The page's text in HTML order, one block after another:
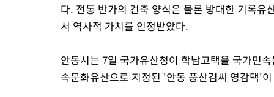
남자 농구, 나고야 아시안게임서 '홈팀' 일본과 한일전
여수 오동도 해상서 모터보트 전복…1명 사망·1명 실종
축구협회 "압수수색·성접대 논란 사과…쇄신의 기회로 삼겠다"
[속보]'압수수색·성접대 논란' 축구협회 "실망과 걱정 안겨드려
다. 전통 반가의 건축 양식은 물론 방대한 기록
서 역사적 가치를 인정받았다.
안동시는 7일 국가유산청이 학남고택을 국가민
속문화유산으로 지정된 '안동 풍산김씨 영감댁'